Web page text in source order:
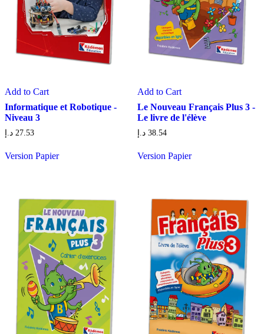
Add to Cart
Informatique et Robotique -
Niveau 3
27.53 د.إ
Version Papier
Add to Cart
Le Nouveau Français Plus 3 -
Le livre de l'élève
38.54 د.إ
Version Papier